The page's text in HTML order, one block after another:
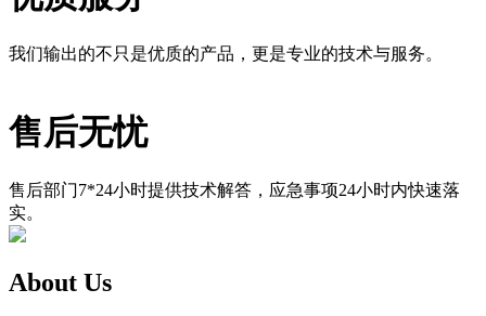
我们输出的不只是优质的产品，更是专业的技术与服务。
售后无忧
售后部门7*24小时提供技术解答，应急事项24小时内快速落
实。
About Us